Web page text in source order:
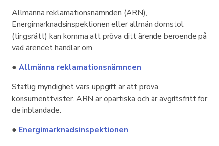
Allmänna reklamationsnämnden (ARN),
Energimarknadsinspektionen eller allmän domstol
(tingsrätt) kan komma att pröva ditt ärende beroende på
vad ärendet handlar om.
● Allmänna reklamationsnämnden
Statlig myndighet vars uppgift är att pröva
konsumenttvister. ARN är opartiska och är avgiftsfritt för
de inblandade.
● Energimarknadsinspektionen